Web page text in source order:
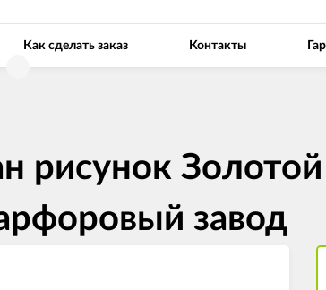
Как сделать заказ Контакты
рисунок
завод